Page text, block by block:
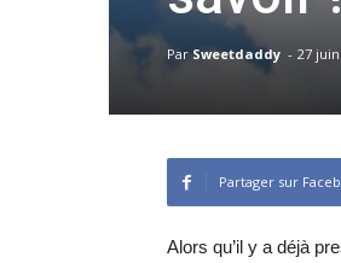
ParSweetdaddy - 27 juin
Partager sur
Alors qu’il y a déjà